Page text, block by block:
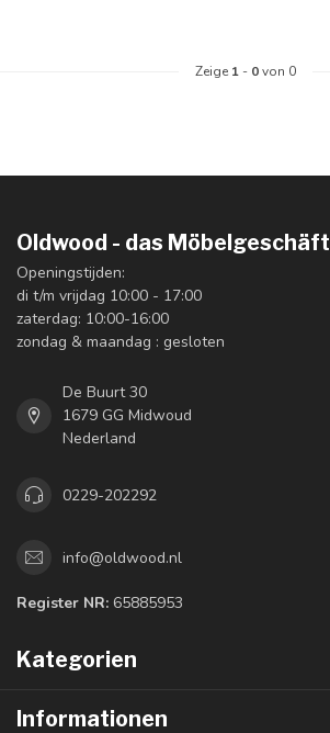
Zeige 1 - 0von 0
Oldwood - das Möbelgeschäft
Openingstijden:
di t/m vrijdag 10:00 - 17:00
zaterdag: 10:00-16:00
zondag & maandag : gesloten
De Buurt 30
1679 GG Midwoud
Nederland
0229-202292
info@oldwood.nl
Register NR: 65885953
Kategorien
Informationen